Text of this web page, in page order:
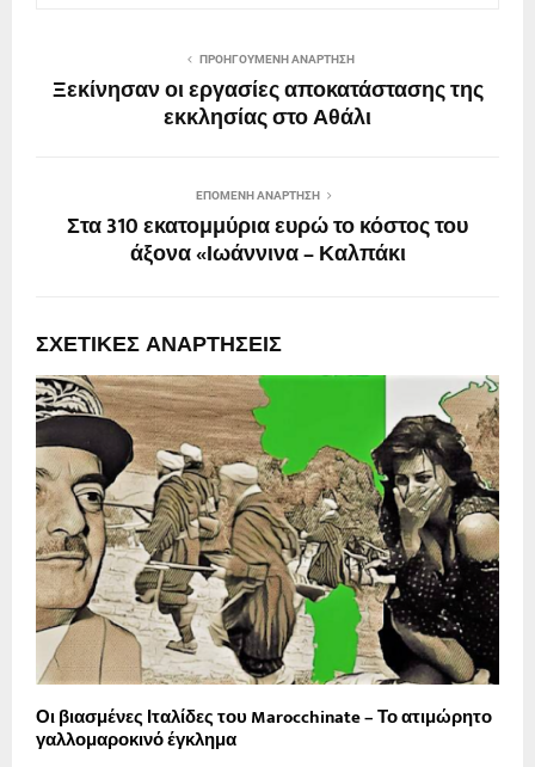
ΠΡΟΗΓΟΎΜΕΝΗ ΑΝΆΡΤΗΣΗ
Ξεκίνησαν οι εργασίες αποκατάστασης της
εκκλησίας στο Αθάλι
ΕΠΌΜΕΝΗ ΑΝΆΡΤΗΣΗ
Στα 310 εκατομμύρια ευρώ το κόστος του
άξονα «Ιωάννινα – Καλπάκι
ΣΧΕΤΙΚΈΣ ΑΝΑΡΤΉΣΕΙΣ
Οι βιασμένες Ιταλίδες του Marocchinate – Το ατιμώρητο
γαλλομαροκινό έγκλημα